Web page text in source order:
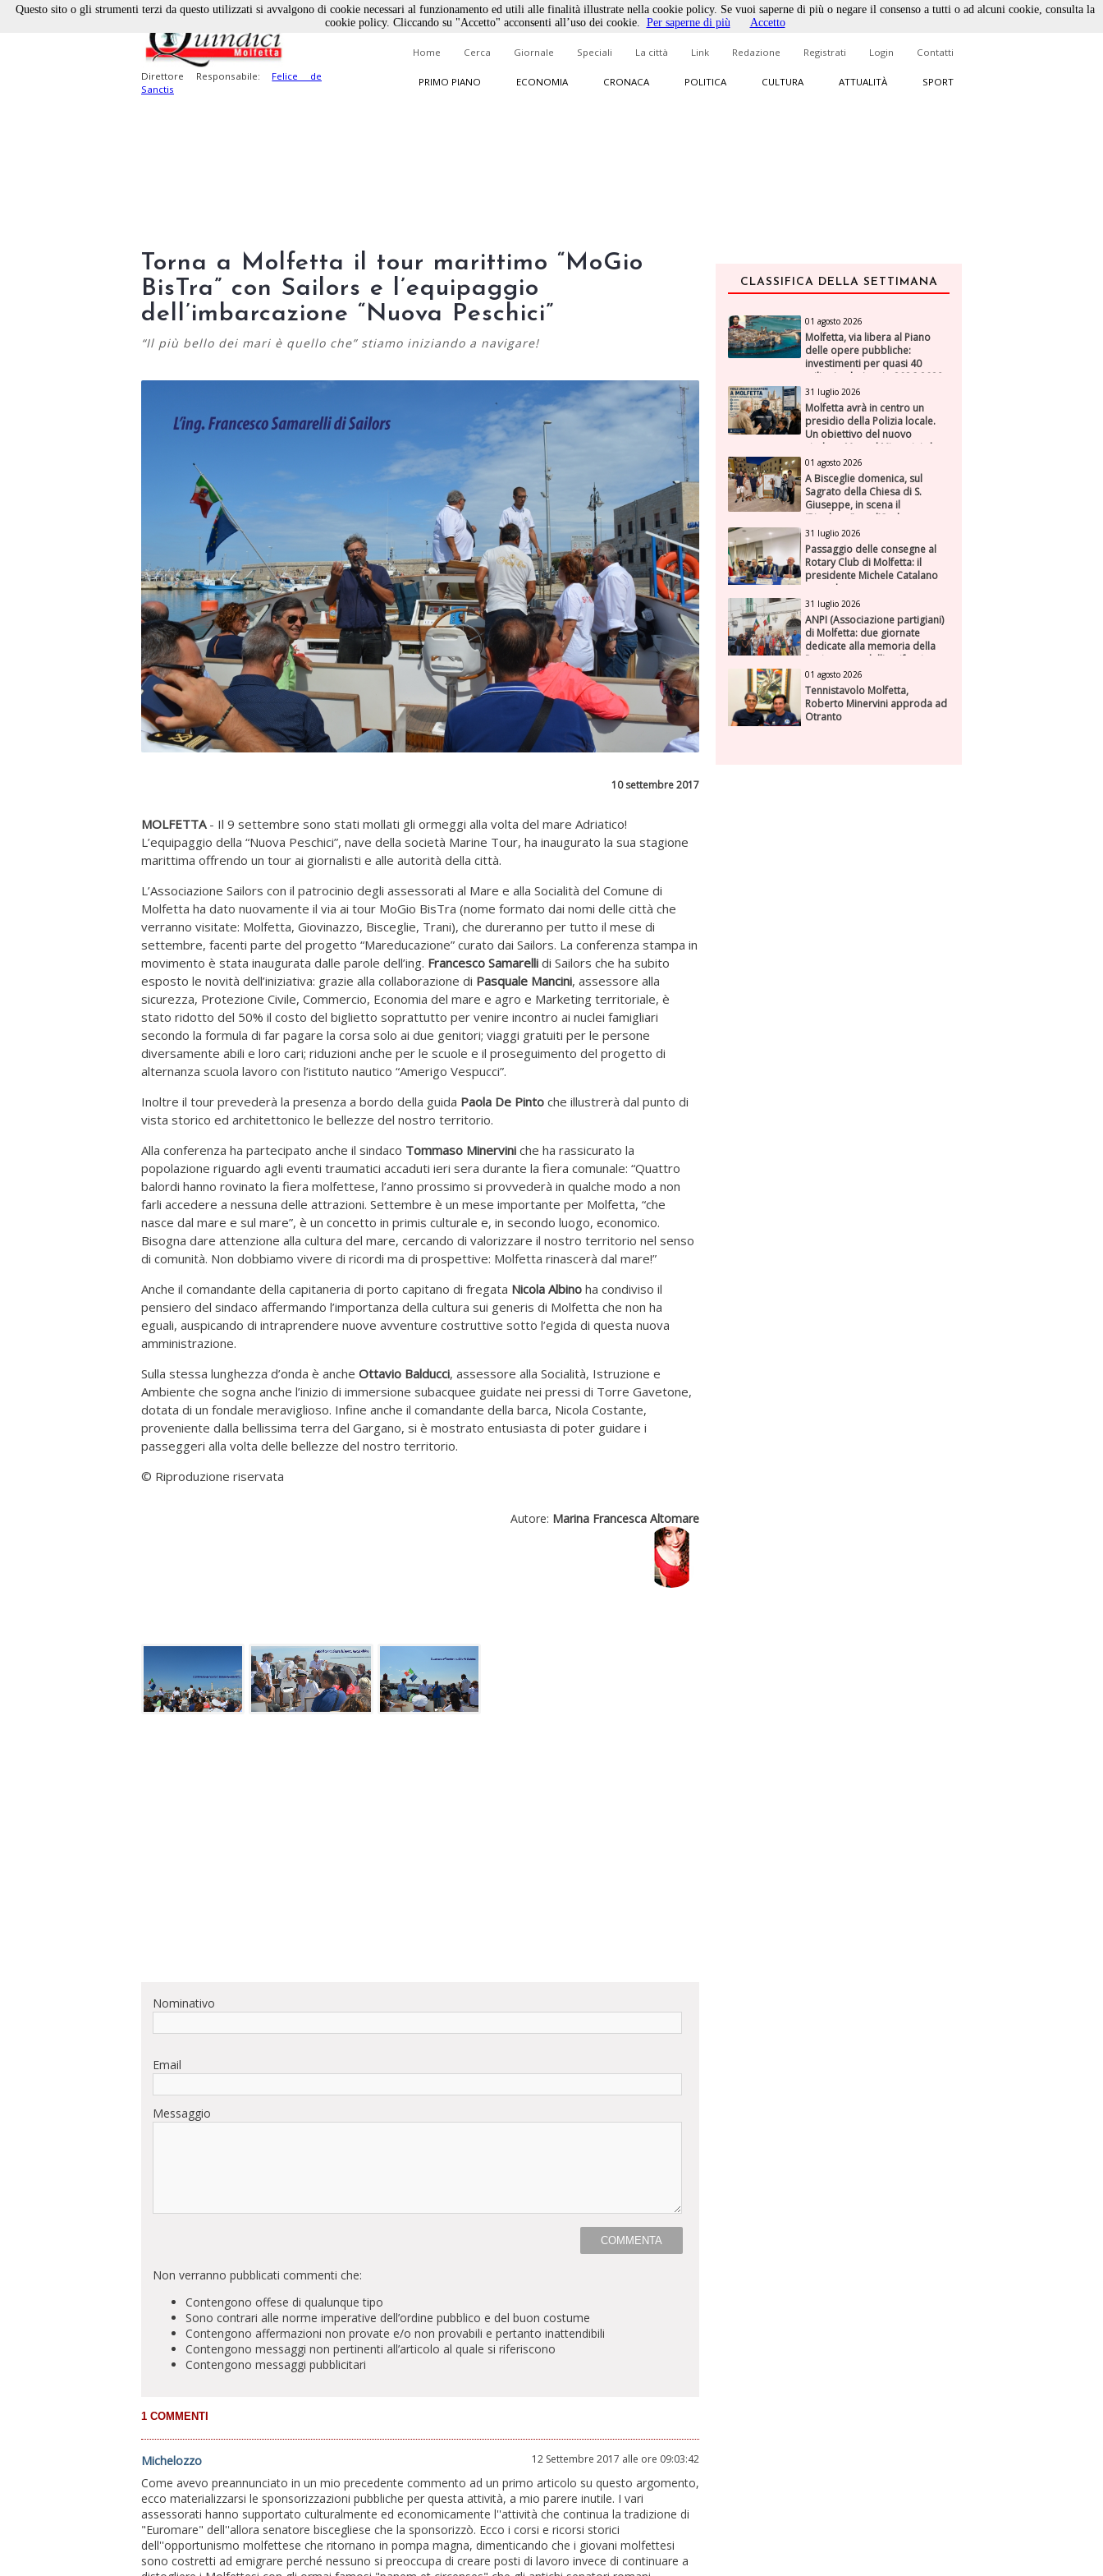
Direttore Responsabile: Felice de
Sanctis
Home Cerca Giornale Speciali La città Link Redazione Registrati Login Contatti
PRIMO PIANO ECONOMIA CRONACA POLITICA CULTURA ATTUALITÀ SPORT
Torna a Molfetta il tour marittimo “MoGio
BisTra” con Sailors e l’equipaggio
dell’imbarcazione “Nuova Peschici”
“Il più bello dei mari è quello che” stiamo iniziando a navigare!
10 settembre 2017
MOLFETTA- Il 9 settembre sono stati mollati gli ormeggi alla volta del mare Adriatico!
L’equipaggio della “Nuova Peschici”, nave della società Marine Tour, ha inaugurato la sua stagione
marittima offrendo un tour ai giornalisti e alle autorità della città.
L’Associazione Sailors con il patrocinio degli assessorati al Mare e alla Socialità del Comune di
Molfetta ha dato nuovamente il via ai tour MoGio BisTra (nome formato dai nomi delle città che
verranno visitate: Molfetta, Giovinazzo, Bisceglie, Trani), che dureranno per tutto il mese di
settembre, facenti parte del progetto “Mareducazione” curato dai Sailors. La conferenza stampa in
movimento è stata inaugurata dalle parole dell’ing. Francesco Samarelli di Sailors che ha subito
esposto le novità dell’iniziativa: grazie alla collaborazione di Pasquale Mancini, assessore alla
sicurezza, Protezione Civile, Commercio, Economia del mare e agro e Marketing territoriale, è
stato ridotto del 50% il costo del biglietto soprattutto per venire incontro ai nuclei famigliari
secondo la formula di far pagare la corsa solo ai due genitori; viaggi gratuiti per le persone
diversamente abili e loro cari; riduzioni anche per le scuole e il proseguimento del progetto di
alternanza scuola lavoro con l’istituto nautico “Amerigo Vespucci”.
Inoltre il tour prevederà la presenza a bordo della guida Paola De Pinto che illustrerà dal punto di
vista storico ed architettonico le bellezze del nostro territorio.
Alla conferenza ha partecipato anche il sindaco Tommaso Minervini che ha rassicurato la
popolazione riguardo agli eventi traumatici accaduti ieri sera durante la fiera comunale: “Quattro
balordi hanno rovinato la fiera molfettese, l’anno prossimo si provvederà in qualche modo a non
farli accedere a nessuna delle attrazioni. Settembre è un mese importante per Molfetta, “che
nasce dal mare e sul mare”, è un concetto in primis culturale e, in secondo luogo, economico.
Bisogna dare attenzione alla cultura del mare, cercando di valorizzare il nostro territorio nel senso
di comunità. Non dobbiamo vivere di ricordi ma di prospettive: Molfetta rinascerà dal mare!”
Anche il comandante della capitaneria di porto capitano di fregata Nicola Albino ha condiviso il
pensiero del sindaco affermando l’importanza della cultura sui generis di Molfetta che non ha
eguali, auspicando di intraprendere nuove avventure costruttive sotto l’egida di questa nuova
amministrazione.
Sulla stessa lunghezza d’onda è anche Ottavio Balducci, assessore alla Socialità, Istruzione e
Ambiente che sogna anche l’inizio di immersione subacquee guidate nei pressi di Torre Gavetone,
dotata di un fondale meraviglioso. Infine anche il comandante della barca, Nicola Costante,
proveniente dalla bellissima terra del Gargano, si è mostrato entusiasta di poter guidare i
passeggeri alla volta delle bellezze del nostro territorio.
© Riproduzione riservata
Autore: Marina Francesca Altomare
Nominativo
Email
Messaggio
Non verranno pubblicati commenti che:
Contengono offese di qualunque tipo
Sono contrari alle norme imperative dell’ordine pubblico e del buon costume
Contengono affermazioni non provate e/o non provabili e pertanto inattendibili
Contengono messaggi non pertinenti all’articolo al quale si riferiscono
Contengono messaggi pubblicitari
Michelozzo 12 Settembre 2017 alle ore 09:03:42
Come avevo preannunciato in un mio precedente commento ad un primo articolo su questo argomento,
ecco materializzarsi le sponsorizzazioni pubbliche per questa attività, a mio parere inutile. I vari
assessorati hanno supportato culturalmente ed economicamente l''attività che continua la tradizione di
"Euromare" dell''allora senatore biscegliese che la sponsorizzò. Ecco i corsi e ricorsi storici
dell''opportunismo molfettese che ritornano in pompa magna, dimenticando che i giovani molfettesi
sono costretti ad emigrare perché nessuno si preoccupa di creare posti di lavoro invece di continuare a
CLASSIFICA DELLA SETTIMANA
01 agosto 2026
Molfetta, via libera al Piano
delle opere pubbliche:
investimenti per quasi 40
milioni nel triennio 2026-2028
31 luglio 2026
Molfetta avrà in centro un
presidio della Polizia locale.
Un obiettivo del nuovo
sindaco Manuel Minervini che
diviene realtà, con la speranza
di maggiore efficienza e
presenza sul territorio
01 agosto 2026
A Bisceglie domenica, sul
Sagrato della Chiesa di S.
Giuseppe, in scena il
“Rigoletto” con l’Orchestra
Sinfonica Federiciana
31 luglio 2026
Passaggio delle consegne al
Rotary Club di Molfetta: il
presidente Michele Catalano
succede a se stesso
31 luglio 2026
ANPI (Associazione partigiani)
di Molfetta: due giornate
dedicate alla memoria della
Resistenza e dell'antifascismo
01 agosto 2026
Tennistavolo Molfetta,
Roberto Minervini approda ad
Otranto
Questo sito o gli strumenti terzi da questo utilizzati si avvalgono di cookie necessari al funzionamento ed utili alle finalità illustrate nella cookie policy. Se vuoi saperne di più o negare il consenso a tutti o ad alcuni cookie, consulta la
cookie policy. Cliccando su "Accetto" acconsenti all’uso dei cookie. Per saperne di più Accetto